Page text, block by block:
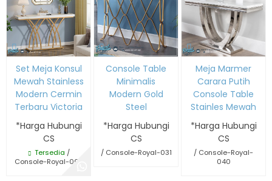
Set Meja Konsul
Mewah Stainless
Modern Cermin
Terbaru Victoria
*Harga Hubungi
CS
Tersedia /
Console-Royal-067
Console Table
Minimalis
Modern Gold
Steel
*Harga Hubungi
CS
/ Console-Royal-031
Meja Marmer
Carara Putih
Console Table
Stainles Mewah
*Harga Hubungi
CS
/ Console-Royal-
040